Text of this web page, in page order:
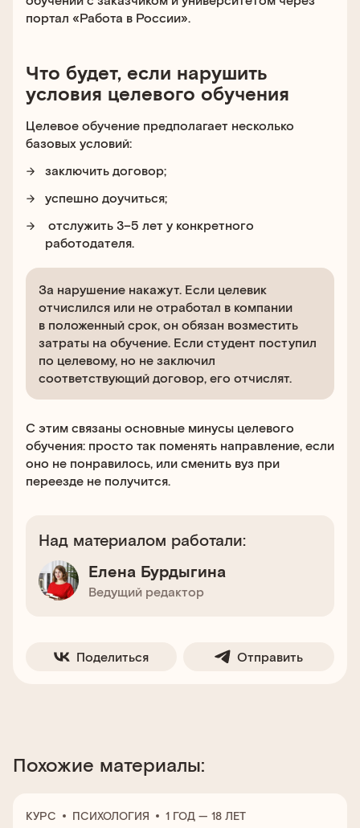
портал «Работа в России».
Что будет, если нарушить
условия целевого обучения
Целевое обучение предполагает несколько
базовых условий:
заключить договор;
успешно доучиться;
отслужить 3–5 лет у конкретного
работодателя.
За нарушение накажут. Если целевик
отчислился или не отработал в компании
в положенный срок, он обязан возместить
затраты на обучение. Если студент поступил
по целевому, но не заключил
соответствующий договор, его отчислят.
С этим связаны основные минусы целевого
обучения: просто так поменять направление, если
оно не понравилось, или сменить вуз при
переезде не получится.
Над материалом работали:
Елена Бурдыгина
Ведущий редактор
Поделиться Отправить
Похожие материалы:
КУРС ПСИХОЛОГИЯ 1 ГОД — 18 ЛЕТ